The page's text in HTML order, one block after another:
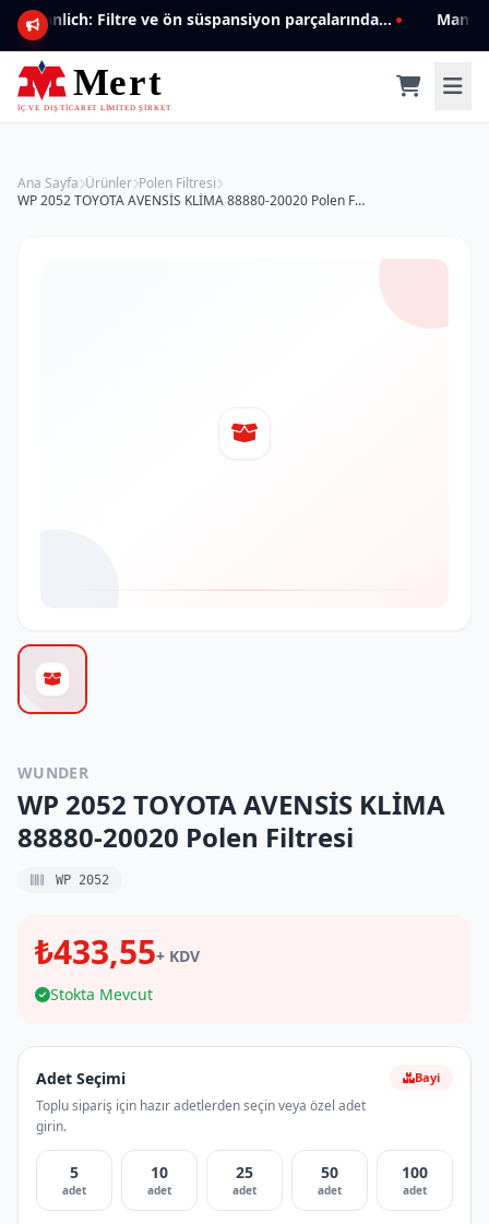
Mannlich: Filtre ve ön süspansiyon parçalarında genişleyen ürün yelpazesiyle kalite ve güven.
Ana Sayfa Ürünler Polen Filtresi
WP 2052 TOYOTA AVENSİS KLİMA 88880-20020 Polen Filtresi
WUNDER
WP 2052 TOYOTA AVENSİS KLİMA
88880-20020 Polen Filtresi
WP 2052
₺433,55+ KDV
Stokta Mevcut
Adet Seçimi
Toplu sipariş için hazır adetlerden seçin veya özel adet
girin.
Bayi
5
adet
10
adet
25
adet
50
adet
100
adet